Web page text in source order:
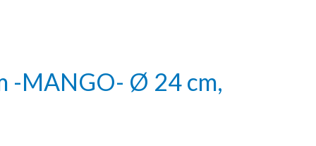
-MANGO- Ø 24 cm,